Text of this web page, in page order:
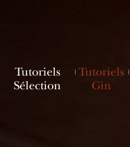
Tutoriels
Sélection
Tutoriels
Gin